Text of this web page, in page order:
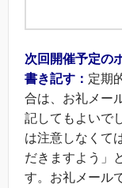
次回開催予定の
書き記す： 定期
合は、お礼メー
記してもよいで
は注意しなくて
だきますよう」
す。お礼メール